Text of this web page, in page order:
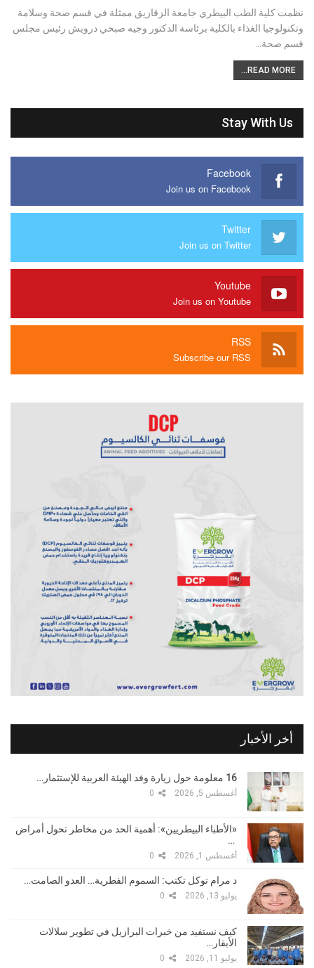
نظمت كلية الطب البيطري جامعة الزقازيق ممثلة في قسم صحة وسلامة
وتكنولوجيا الغذاء بالكلية برئاسة الدكتور وجيه صبحي درويش رئيس مجلس
قسم صحة…
READ MORE...
Stay With Us
Facebook
Join us on Facebook
Twitter
Join us on Twitter
Youtube
Join us on Youtube
RSS
Subscribe our RSS
أخر الأخبار
16 معلومة حول زيارة وفد الهيئة العربية للإستثمار…
أغسطس 5, 2026
«الأطباء البيطريين»: أهمية الحد من مخاطر تحول أمراض
…
أغسطس 1, 2026
د مرام توكل تكتب: السموم الفطرية… العدو الصامت…
يوليو 13, 2026
كيف نستفيد من خبرات البرازيل في تطوير سلالات
الأبقار…
يوليو 11, 2026